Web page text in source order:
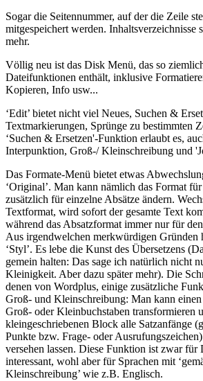
Sogar die Seitennummer, auf der die Zeile
mitgespeichert werden. Inhaltsverzeichnisse
mehr.
Völlig neu ist das Disk Menü, das so
Dateifunktionen enthält, inklusive
Kopieren, Info usw...
‘Edit’ bietet nicht viel Neues, Suchen &
Textmarkierungen, Sprünge zu bestimmten
‘Suchen & Ersetzen'-Funktion erlaubt es,
Interpunktion, Groß-/ Kleinschreibung und
Das Formate-Menü bietet etwas
‘Original’. Man kann nämlich das Format
zusätzlich für einzelne Absätze ändern.
Textformat, wird sofort der gesamte Text
während das Absatzformat immer nur für
Aus irgendwelchen merkwürdigen Gründen
‘Styl’. Es lebe die Kunst des Übersetzens
gemein halten: Das sage ich natürlich nicht
Kleinigkeit. Aber dazu später mehr). Die
denen von Wordplus, einige zusätzliche
Groß- und Kleinschreibung: Man kann
Groß- oder Kleinbuchstaben transformieren
kleingeschriebenen Block alle Satzanfänge
Punkte bzw. Frage- oder
versehen lassen. Diese Funktion ist zwar für
interessant, wohl aber für Sprachen mit
Kleinschreibung’ wie z.B. Englisch.